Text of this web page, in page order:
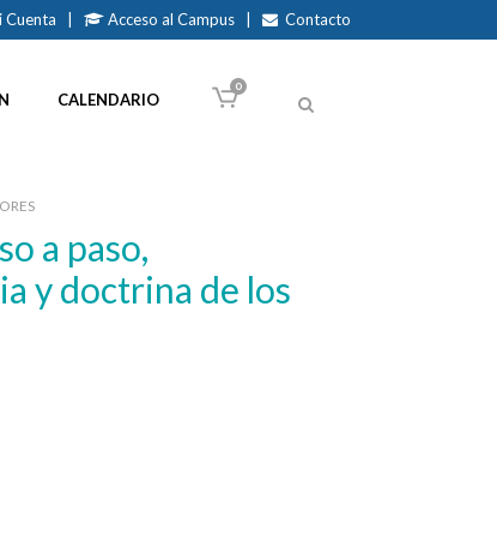
Cuenta Acceso al Campus Contacto
0
CALENDARIO
y doctrina de los